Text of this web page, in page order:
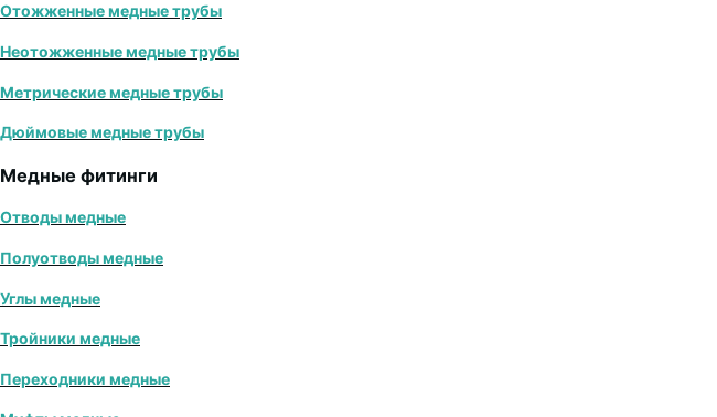
Отожженные медные трубы
Неотожженные медные трубы
Метрические медные трубы
Дюймовые медные трубы
Медные фитинги
Отводы медные
Полуотводы медные
Углы медные
Тройники медные
Переходники медные